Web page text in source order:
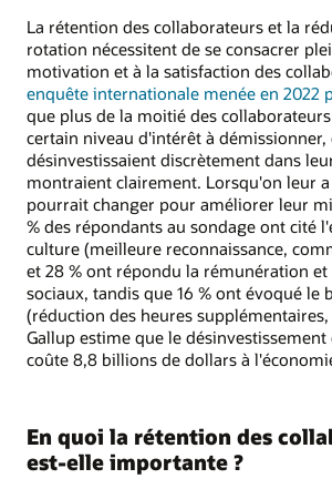
La rétention des collaborateurs et la
rotation nécessitent de se consacrer
motivation et à la satisfaction des
enquête internationale menée en 2022
que plus de la moitié des
certain niveau d'intérêt à démissionner,
désinvestissaient discrètement dans
montraient clairement. Lorsqu'on leur
pourrait changer pour améliorer leur
% des répondants au sondage ont cité
culture (meilleure reconnaissance,
et 28 % ont répondu la rémunération et
sociaux, tandis que 16 % ont évoqué le
(réduction des heures
Gallup estime que le
coûte 8,8 billions de dollars à
En quoi la rétention des
est-elle importante ?